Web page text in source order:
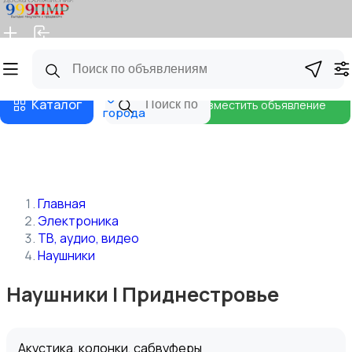
Главная
Каталог
города
Разместить объявление
Главная
Электроника
ТВ, аудио, видео
Наушники
Наушники | Приднестровье
Акустика, колонки, сабвуферы